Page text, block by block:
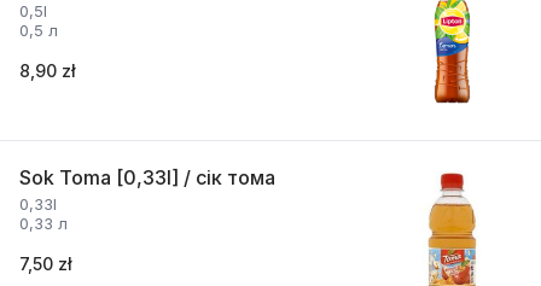
0,5l
0,5 л
8,90 zł
Sok Toma [0,33l] / сік тома
0,33l
0,33 л
7,50 zł